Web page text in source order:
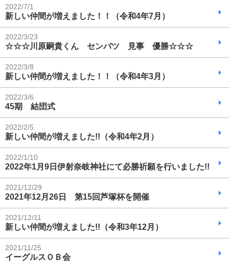
2022/7/1
新しい仲間が増えました！！（令和4年7月）
2022/3/23
☆☆☆川原嗣貴くん センバツ 見事 優勝☆☆☆
2022/3/8
新しい仲間が増えました！！（令和4年3月）
2022/3/6
45期 結団式
2022/2/5
新しい仲間が増えました!!（令和4年2月）
2022/1/10
2022年1月9日伊射奈岐神社にて必勝祈願を行いました!!
2021/12/29
2021年12月26日 第15回芦塚杯を開催
2021/12/11
新しい仲間が増えました!!（令和3年12月）
2021/11/25
イーグルスＯＢ会